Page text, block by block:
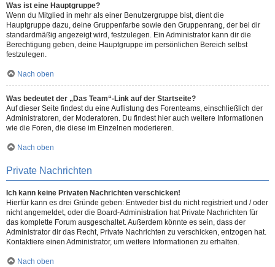
Was ist eine Hauptgruppe?
Wenn du Mitglied in mehr als einer Benutzergruppe bist, dient die
Hauptgruppe dazu, deine Gruppenfarbe sowie den Gruppenrang, der bei dir
standardmäßig angezeigt wird, festzulegen. Ein Administrator kann dir die
Berechtigung geben, deine Hauptgruppe im persönlichen Bereich selbst
festzulegen.
Nach oben
Was bedeutet der „Das Team“-Link auf der Startseite?
Auf dieser Seite findest du eine Auflistung des Forenteams, einschließlich der
Administratoren, der Moderatoren. Du findest hier auch weitere Informationen
wie die Foren, die diese im Einzelnen moderieren.
Nach oben
Private Nachrichten
Ich kann keine Privaten Nachrichten verschicken!
Hierfür kann es drei Gründe geben: Entweder bist du nicht registriert und / oder
nicht angemeldet, oder die Board-Administration hat Private Nachrichten für
das komplette Forum ausgeschaltet. Außerdem könnte es sein, dass der
Administrator dir das Recht, Private Nachrichten zu verschicken, entzogen hat.
Kontaktiere einen Administrator, um weitere Informationen zu erhalten.
Nach oben